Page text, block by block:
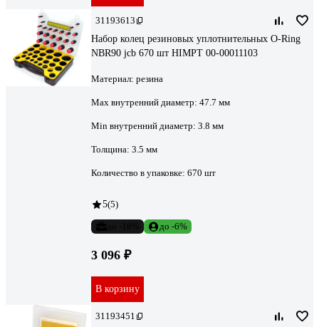
31193613
Набор колец резиновых уплотнительных O-Ring
NBR90 jcb 670 шт HIMPT 00-00011103
Материал: резина
Max внутренний диаметр: 47.7 мм
Min внутренний диаметр: 3.8 мм
Толщина: 3.5 мм
Количество в упаковке: 670 шт
5(5)
до -6%
3 096 ₽
В корзину
31193451